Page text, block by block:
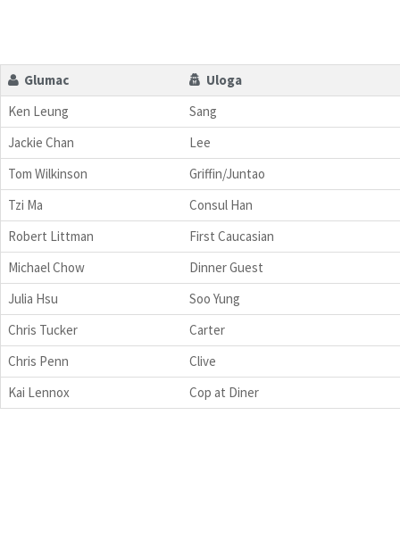
Glumac
Uloga
Ken Leung
Sang
Jackie Chan
Lee
Tom Wilkinson
Griffin/Juntao
Tzi Ma
Consul Han
Robert Littman
First Caucasian
Michael Chow
Dinner Guest
Julia Hsu
Soo Yung
Chris Tucker
Carter
Chris Penn
Clive
Kai Lennox
Cop at Diner